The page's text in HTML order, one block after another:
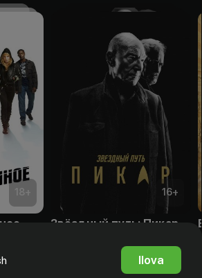
18+ 16+
Звёздный путь: Пикар
Ilova